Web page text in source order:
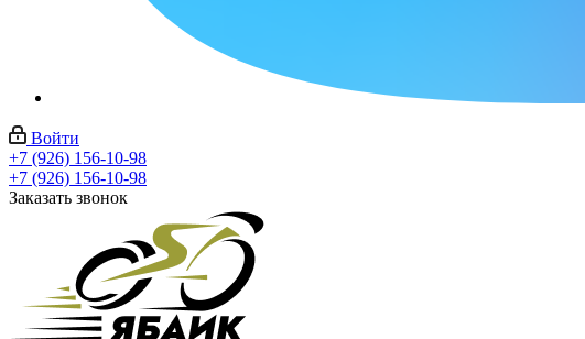
Войти
+7 (926) 156-10-98
+7 (926) 156-10-98
Заказать звонок